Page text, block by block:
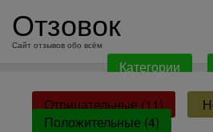
содержанию
Отзовок
Сайт отзывов обо всём
Категории
Отрицательные (11)
Положительные (4)